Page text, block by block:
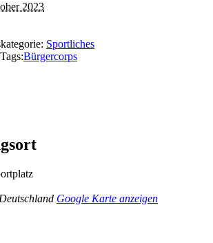
2023
Sportliches
Bürgercorps
Deutschland Google Karte anzeigen